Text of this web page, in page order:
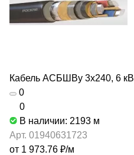
Кабель АСБШВу 3х240, 6 кВ
0
0
В наличии: 2193 м
Арт. 01940631723
от 1 973.76 ₽/м